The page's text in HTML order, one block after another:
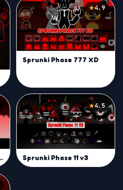
4.9
Sprunki Phase 777 XD
is Vineria
4.5
Sprunki Phase 11 v3